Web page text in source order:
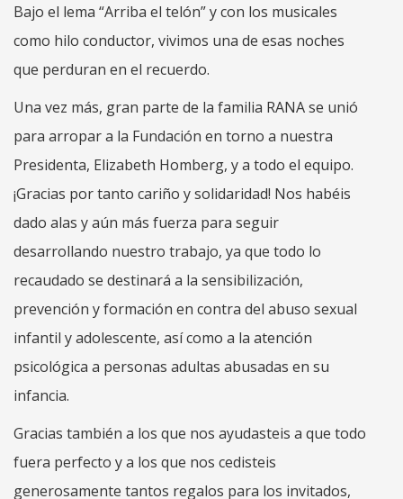
Bajo el lema “Arriba el telón” y con los musicales
como hilo conductor, vivimos una de esas noches
que perduran en el recuerdo.
Una vez más, gran parte de la familia RANA se unió
para arropar a la Fundación en torno a nuestra
Presidenta, Elizabeth Homberg, y a todo el equipo.
¡Gracias por tanto cariño y solidaridad! Nos habéis
dado alas y aún más fuerza para seguir
desarrollando nuestro trabajo, ya que todo lo
recaudado se destinará a la sensibilización,
prevención y formación en contra del abuso sexual
infantil y adolescente, así como a la atención
psicológica a personas adultas abusadas en su
infancia.
Gracias también a los que nos ayudasteis a que todo
fuera perfecto y a los que nos cedisteis
generosamente tantos regalos para los invitados,